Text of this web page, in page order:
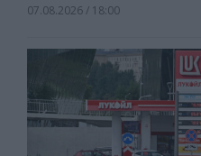
07.08.2026 / 18:00